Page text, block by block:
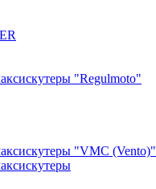
"Regulmoto"
"VMC (Vento)"